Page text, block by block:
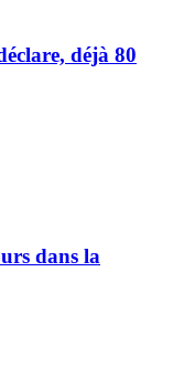
déjà 80
dans la